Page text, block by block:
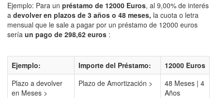
Ejemplo: Para un préstamo de 12000 Euros, al 9,00% de interés
a devolver en plazos de 3 años o 48 meses, la cuota o letra
mensual que le sale a pagar por un préstamo de 12000 euros
sería un pago de 298,62 euros :
Ejemplo: Importe del Préstamo:
12000 Euros
Plazo a devolver
en Meses >
Plazo de Amortización >
48 Meses | 4
Años